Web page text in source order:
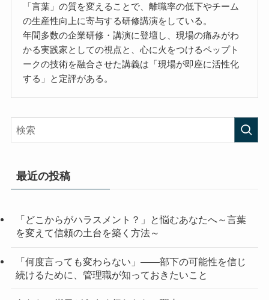
「言葉」の質を変えることで、離職率の低下やチーム
の生産性向上に寄与する研修講演をしている。
年間多数の企業研修・講演に登壇し、現場の痛みがわ
かる実践家としての視点と、心に火をつけるペップト
ークの技術を融合させた講義は「現場が即座に活性化
する」と定評がある。
最近の投稿
「どこからがハラスメント？」と悩むあなたへ～言葉
を変えて信頼の土台を築く方法～
「何度言っても変わらない」——部下の可能性を信じ
続けるために、管理職が知っておきたいこと